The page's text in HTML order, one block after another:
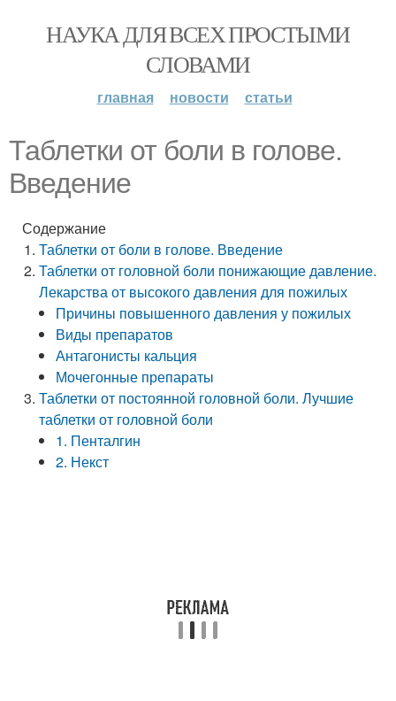
НАУКА ДЛЯ ВСЕХ ПРОСТЫМИ
СЛОВАМИ
главная новости статьи
Таблетки от боли в голове.
Введение
Содержание
Таблетки от боли в голове. Введение
Таблетки от головной боли понижающие давление.
Лекарства от высокого давления для пожилых
Причины повышенного давления у пожилых
Виды препаратов
Антагонисты кальция
Мочегонные препараты
Таблетки от постоянной головной боли. Лучшие
таблетки от головной боли
1. Пенталгин
2. Некст